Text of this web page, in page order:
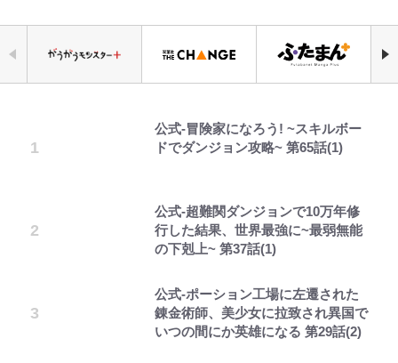
公式-冒険家になろう! ~スキルボー
ドでダンジョン攻略~ 第65話(1)
公式-超難関ダンジョンで10万年修
行した結果、世界最強に~最弱無能
の下剋上~ 第37話(1)
公式-ポーション工場に左遷された
錬金術師、美少女に拉致され異国で
いつの間にか英雄になる 第29話(2)
錦織一清の写真集はなぜ私服なの
か…高級ブランドをやめ等身大の自
藤原紀香が23年間続けるボランテ
ィア活動の原動力は…「偽善者だ」
錦織一清が語る還暦からの新たな挑
戦…少年隊の分岐点と60代で挑む
「自分の絵ごと、このジャンルはそ
ろそろ終わりかな」江口寿史が炎上
「カルチャーは引用の歴史である」
江口寿史と樋口毅宏、“引用と継
承”をめぐる対話
「まだ2枚しか描けてないんだよね
ぇ」作家・樋口毅宏が問う、今再
び、漫画に向かう江口寿史の現在地
えびめしの流儀
でっかい男になりたいゾ
浅草は日本の心だゾ
｢守り方かっこよすぎ｣上田綺世が
妻の“ワンオペ騒動”に家族写真で
長友夫妻も続々エール！
｢めーっちゃオシャじゃん｣中田英
いい｣｢好きなデザイン｣｢今年は2nd
買おうかな｣
荒々しい「火山帯」の一端にいるこ
とを体感！ 登頂約10分でも大迫力
ポ【福島県福島市】
青く美しい「幸せのブルービー」の
る「季節の虫」の探し方 vol.21】
【キャンプ自己啓発】増えすぎたギ
空の轍と大地の雲と 第1回
第3回 出版までの道のり・その2
レビュー『仮面家族』悠木シュン・
著
千葉雄大、ほっそりイケメン近影に
「顔パンパンだったのに」反響 視
GLAY・TERU＆PUFFY大貫亜美
の“共演”ショットに「夫婦で写っ
てるの尊い」 長女はもう23歳
元SKE48・松井珠理奈、街中で見
せた“ド迫力のノースリーブ”姿に
ファン反応 直近では「幸せ太り」